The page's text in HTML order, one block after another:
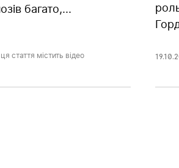
багато,...
ця стаття містить відео